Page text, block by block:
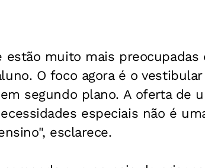
estão muito mais
O foco agora é o
segundo plano. A oferta de
especiais não é
esclarece.